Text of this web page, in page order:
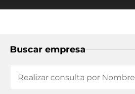
Buscar empresa